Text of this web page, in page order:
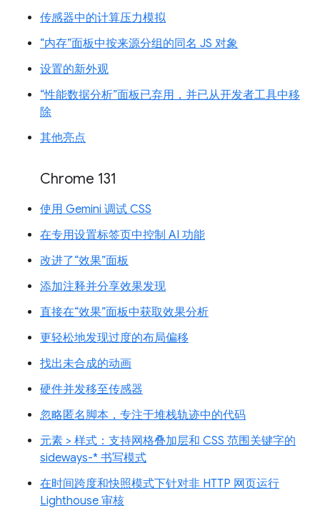
传感器中的计算压力模拟
“内存”面板中按来源分组的同名 JS 对象
设置的新外观
“性能数据分析”面板已弃用，并已从开发者工具中移
除
其他亮点
Chrome 131
使用 Gemini 调试 CSS
在专用设置标签页中控制 AI 功能
改进了“效果”面板
添加注释并分享效果发现
直接在“效果”面板中获取效果分析
更轻松地发现过度的布局偏移
找出未合成的动画
硬件并发移至传感器
忽略匿名脚本，专注于堆栈轨迹中的代码
元素 > 样式：支持网格叠加层和 CSS 范围关键字的
sideways-* 书写模式
在时间跨度和快照模式下针对非 HTTP 网页运行
Lighthouse 审核